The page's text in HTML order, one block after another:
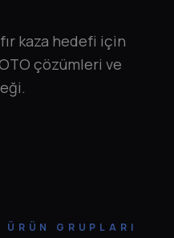
kaza hedefi için
çözümleri ve
ÜRÜN GRUPLARI